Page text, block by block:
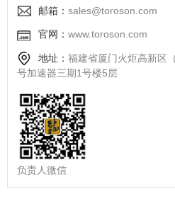
邮箱： sales@toroson.com
官网： www.toroson.com
地址： 福建省厦门火炬高新区
号加速器三期1号楼5层
负责人微信